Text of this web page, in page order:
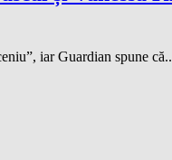
iar Guardian spune